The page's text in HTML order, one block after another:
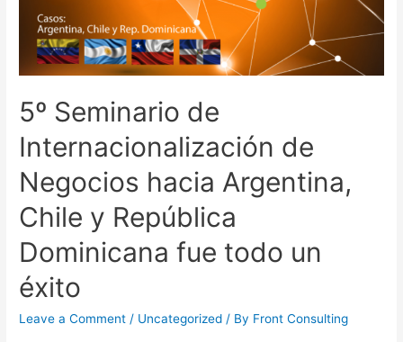
5º Seminario de
Internacionalización de
Negocios hacia Argentina,
Chile y República
Dominicana fue todo un
éxito
Leave a Comment / Uncategorized / By Front Consulting